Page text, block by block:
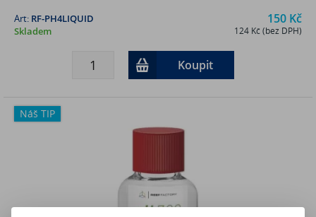
150 Kč
124 Kč (bez DPH)
Art: RF-PH4LIQUID
Skladem
Koupit
Náš TIP